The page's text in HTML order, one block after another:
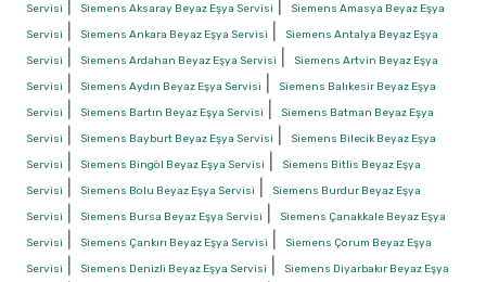
Servisi
Siemens Aksaray Beyaz Eşya Servisi
Siemens Amasya Beyaz Eşya
Servisi
Siemens Ankara Beyaz Eşya Servisi
Siemens Antalya Beyaz Eşya
Servisi
Siemens Ardahan Beyaz Eşya Servisi
Siemens Artvin Beyaz Eşya
Servisi
Siemens Aydın Beyaz Eşya Servisi
Siemens Balıkesir Beyaz Eşya
Servisi
Siemens Bartın Beyaz Eşya Servisi
Siemens Batman Beyaz Eşya
Servisi
Siemens Bayburt Beyaz Eşya Servisi
Siemens Bilecik Beyaz Eşya
Servisi
Siemens Bingöl Beyaz Eşya Servisi
Siemens Bitlis Beyaz Eşya
Servisi
Siemens Bolu Beyaz Eşya Servisi
Siemens Burdur Beyaz Eşya
Servisi
Siemens Bursa Beyaz Eşya Servisi
Siemens Çanakkale Beyaz Eşya
Servisi
Siemens Çankırı Beyaz Eşya Servisi
Siemens Çorum Beyaz Eşya
Servisi
Siemens Denizli Beyaz Eşya Servisi
Siemens Diyarbakır Beyaz Eşya